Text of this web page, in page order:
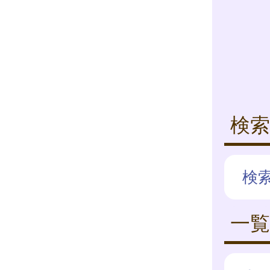
検索
検
一覧